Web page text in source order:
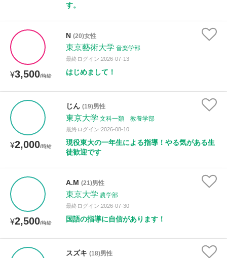
す。
¥3,500/時給
N (20)女性
東京藝術大学 音楽学部
最終ログイン:2026-07-13
はじめまして！
¥2,000/時給
じん (19)男性
東京大学 文科一類 教養学部
最終ログイン:2026-08-10
現役東大の一年生による指導！やる気がある生
徒歓迎です
¥2,500/時給
A.M (21)男性
東京大学 農学部
最終ログイン:2026-07-30
国語の指導に自信があります！
スズキ (18)男性